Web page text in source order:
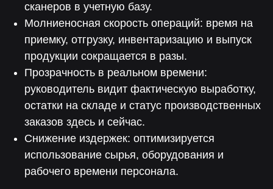
сканеров в учетную базу.
Молниеносная скорость операций: время на
приемку, отгрузку, инвентаризацию и выпуск
продукции сокращается в разы.
Прозрачность в реальном времени:
руководитель видит фактическую выработку,
остатки на складе и статус производственных
заказов здесь и сейчас.
Снижение издержек: оптимизируется
использование сырья, оборудования и
рабочего времени персонала.